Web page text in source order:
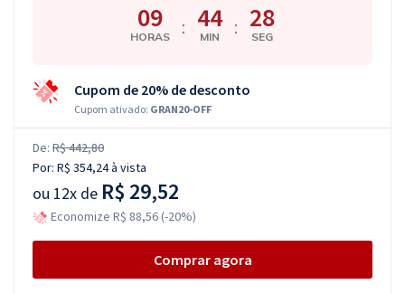
09
HORAS : 44
MIN : 27
SEG
Cupom de 20% de desconto
Cupom ativado: GRAN20-OFF
De: R$ 442,80
Por: R$ 354,24à vista
ou 12x de R$ 29,52
Economize R$ 88,56 (-20%)
Comprar agora